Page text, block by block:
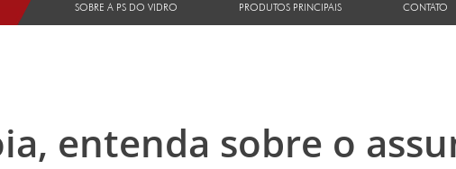
SOBRE A PS DO VIDRO PRODUTOS PRINCIPAIS CONTATO
entenda sobre o